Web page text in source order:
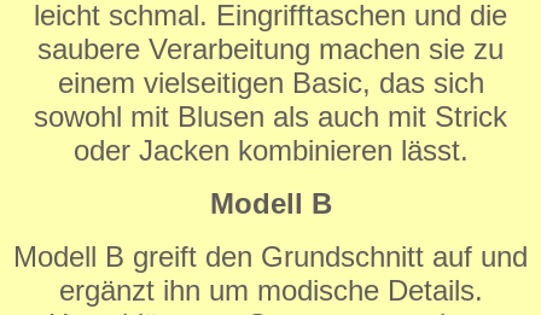
leicht schmal. Eingrifftaschen und die
saubere Verarbeitung machen sie zu
einem vielseitigen Basic, das sich
sowohl mit Blusen als auch mit Strick
oder Jacken kombinieren lässt.
Modell B
Modell B greift den Grundschnitt auf und
ergänzt ihn um modische Details.